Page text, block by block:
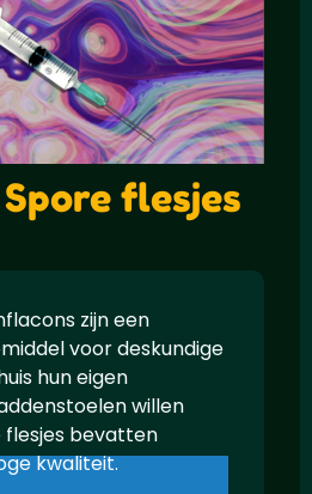
flesjes
zijn een
voor deskundige
hun eigen
willen
flesjes bevatten
kwaliteit.